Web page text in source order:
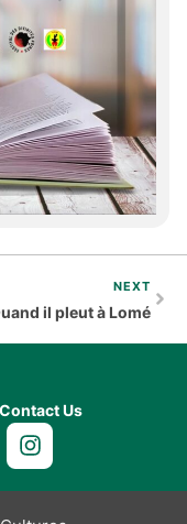
NEXT
il pleut à Lomé
Us